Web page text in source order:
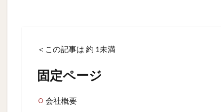
＜この記事は 約 1未満
固定ページ
会社概要